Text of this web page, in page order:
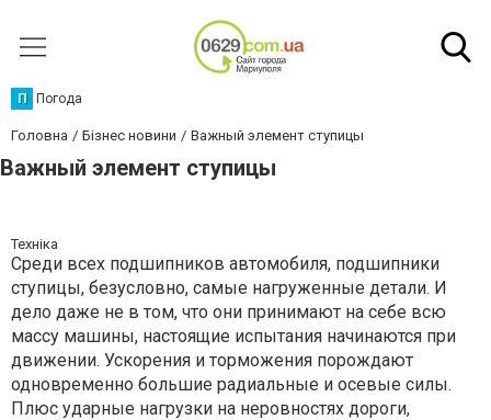
П Погода
Головна Бізнес новини Важный элемент ступицы
Важный элемент ступицы
Техніка
Среди всех подшипников автомобиля, подшипники
ступицы, безусловно, самые нагруженные детали. И
дело даже не в том, что они принимают на себе всю
массу машины, настоящие испытания начинаются при
движении. Ускорения и торможения порождают
одновременно большие радиальные и осевые силы.
Плюс ударные нагрузки на неровностях дороги,